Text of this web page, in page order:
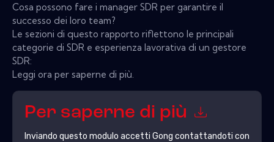
Cosa possono fare i manager SDR per garantire il
successo dei loro team?
Le sezioni di questo rapporto riflettono le principali
categorie di SDR e esperienza lavorativa di un gestore
SDR:
Leggi ora per saperne di più.
Per saperne di più
Inviando questo modulo accetti Gong contattandoti con